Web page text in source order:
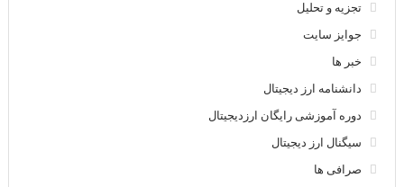
تجزیه و تحلیل
جوایز سایت
خبر ها
دانشنامه ارز دیجیتال
دوره آموزشی رایگان ارزدیجیتال
سیگنال ارز دیجیتال
صرافی ها